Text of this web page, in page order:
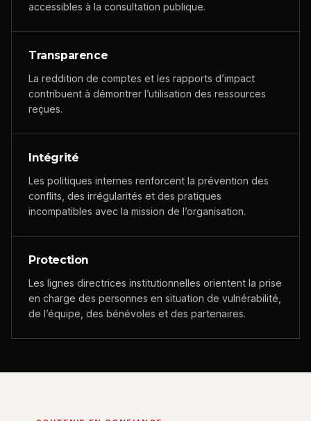
accessibles à la consultation publique.
Transparence
La reddition de comptes et les rapports d’impact
contribuent à démontrer l’utilisation des ressources
reçues.
Intégrité
Les politiques internes renforcent la prévention des
conflits, des irrégularités et des pratiques
incompatibles avec la mission de l’organisation.
Protection
Les lignes directrices institutionnelles orientent la prise
en charge des personnes en situation de vulnérabilité,
de l’équipe, des bénévoles et des partenaires.